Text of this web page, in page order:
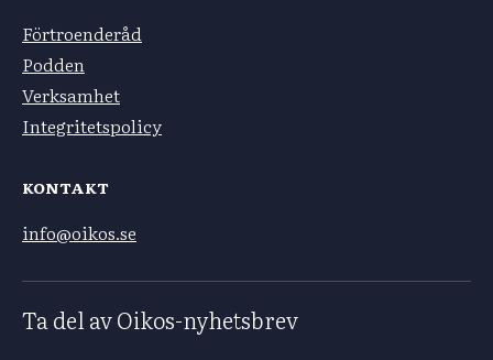
Förtroenderåd
Podden
Verksamhet
Integritetspolicy
KONTAKT
info@oikos.se
Ta del av Oikos-nyhetsbrev